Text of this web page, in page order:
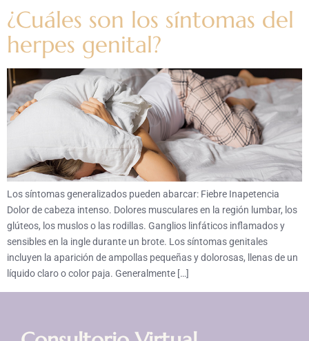
¿Cuáles son los síntomas del
herpes genital?
Los síntomas generalizados pueden abarcar: Fiebre Inapetencia
Dolor de cabeza intenso. Dolores musculares en la región lumbar, los
glúteos, los muslos o las rodillas. Ganglios linfáticos inflamados y
sensibles en la ingle durante un brote. Los síntomas genitales
incluyen la aparición de ampollas pequeñas y dolorosas, llenas de un
líquido claro o color paja. Generalmente […]